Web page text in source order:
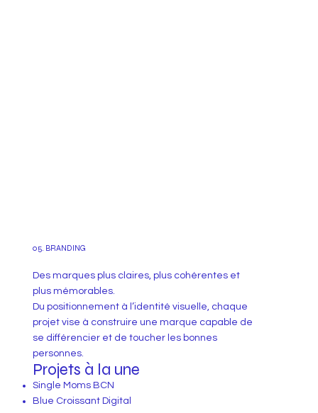
05. BRANDING
Des marques plus claires, plus cohérentes et
plus mémorables.
Du positionnement à l’identité visuelle, chaque
projet vise à construire une marque capable de
se différencier et de toucher les bonnes
personnes.
Projets à la une
Single Moms BCN
Blue Croissant Digital